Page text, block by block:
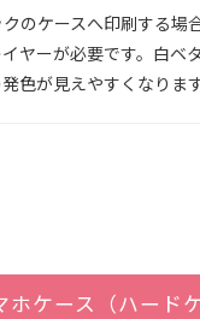
のケースへ印刷する場
ヤーが必要です。白ベ
色が見えやすくなります
ホケース（ハード